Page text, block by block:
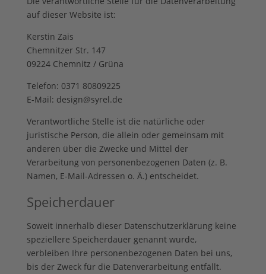
auf dieser Website ist:
Kerstin Zais
Chemnitzer Str. 147
09224 Chemnitz / Grüna
Telefon: 0371 80809225
E-Mail: design@syrel.de
Verantwortliche Stelle ist die natürliche oder
juristische Person, die allein oder gemeinsam mit
anderen über die Zwecke und Mittel der
Verarbeitung von personenbezogenen Daten (z. B.
Namen, E-Mail-Adressen o. Ä.) entscheidet.
Speicherdauer
Soweit innerhalb dieser Datenschutzerklärung keine
speziellere Speicherdauer genannt wurde,
verbleiben Ihre personenbezogenen Daten bei uns,
bis der Zweck für die Datenverarbeitung entfällt.